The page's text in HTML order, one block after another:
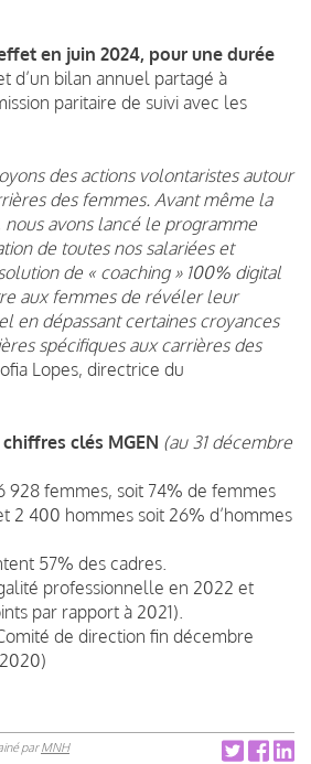
en juin 2024, pour une durée
d’un bilan annuel partagé à
paritaire de suivi avec les
des actions volontaristes autour
des femmes. Avant même la
nous avons lancé le programme
de toutes nos salariées et
de « coaching » 100% digital
aux femmes de révéler leur
en dépassant certaines croyances
spécifiques aux carrières des
Lopes, directrice du
clés MGEN (au 31 décembre
928 femmes, soit 74% de femmes
2 400 hommes soit 26% d’hommes
57% des cadres.
professionnelle en 2022 et
par rapport à 2021).
de direction fin décembre
parMNH